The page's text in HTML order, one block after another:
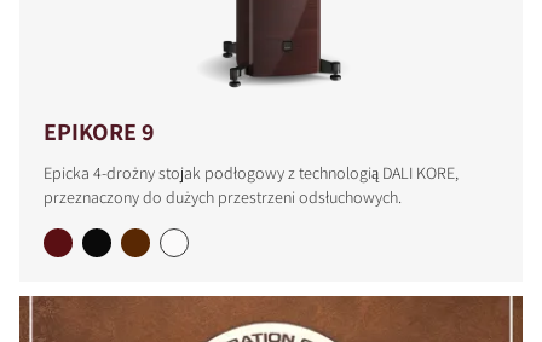
EPIKORE 9
Epicka 4-drożny stojak podłogowy z technologią DALI KORE,
przeznaczony do dużych przestrzeni odsłuchowych.